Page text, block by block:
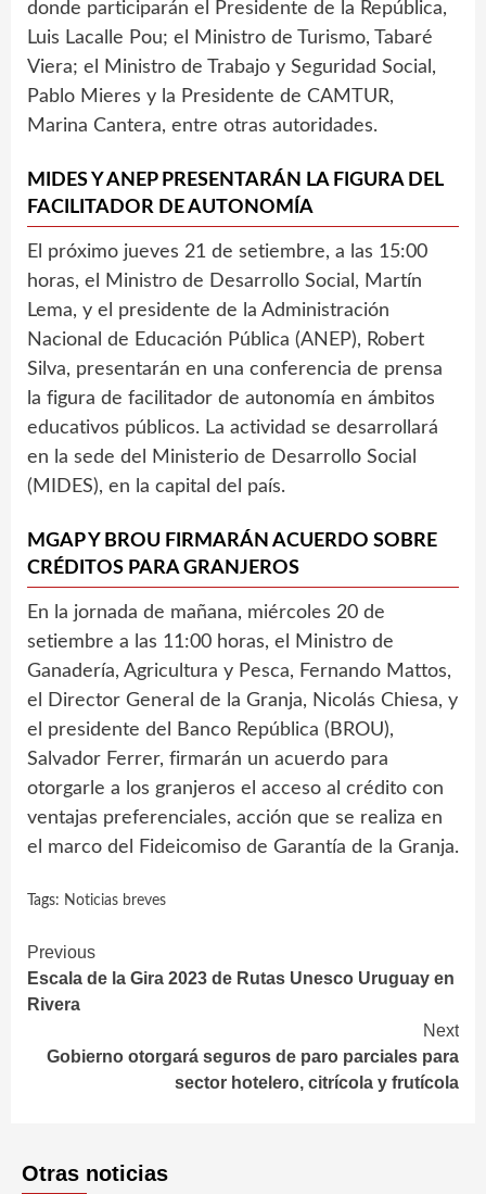
donde participarán el Presidente de la República,
Luis Lacalle Pou; el Ministro de Turismo, Tabaré
Viera; el Ministro de Trabajo y Seguridad Social,
Pablo Mieres y la Presidente de CAMTUR,
Marina Cantera, entre otras autoridades.
MIDES Y ANEP PRESENTARÁN LA FIGURA DEL
FACILITADOR DE AUTONOMÍA
El próximo jueves 21 de setiembre, a las 15:00
horas, el Ministro de Desarrollo Social, Martín
Lema, y el presidente de la Administración
Nacional de Educación Pública (ANEP), Robert
Silva, presentarán en una conferencia de prensa
la figura de facilitador de autonomía en ámbitos
educativos públicos. La actividad se desarrollará
en la sede del Ministerio de Desarrollo Social
(MIDES), en la capital del país.
MGAP Y BROU FIRMARÁN ACUERDO SOBRE
CRÉDITOS PARA GRANJEROS
En la jornada de mañana, miércoles 20 de
setiembre a las 11:00 horas, el Ministro de
Ganadería, Agricultura y Pesca, Fernando Mattos,
el Director General de la Granja, Nicolás Chiesa, y
el presidente del Banco República (BROU),
Salvador Ferrer, firmarán un acuerdo para
otorgarle a los granjeros el acceso al crédito con
ventajas preferenciales, acción que se realiza en
el marco del Fideicomiso de Garantía de la Granja.
Tags: Noticias breves
Continue
Reading
Previous
Escala de la Gira 2023 de Rutas Unesco Uruguay en
Rivera
Next
Gobierno otorgará seguros de paro parciales para
sector hotelero, citrícola y frutícola
Otras noticias